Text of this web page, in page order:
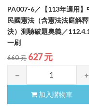
PA007-6／【113年適用】
民國憲法（含憲法法庭解
決）測驗破題奧義／
一刷
660 元 627 元
加入購物車